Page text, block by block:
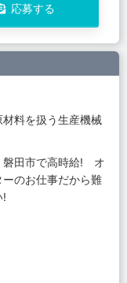
応募する
料を扱う生産機械
磐田市で高時給! オ
ーのお仕事だから難
!